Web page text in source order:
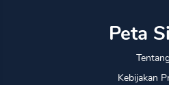
Peta
Kebijakan